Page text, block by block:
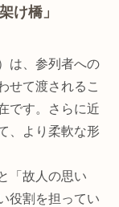
け橋」
は、参列者への
せて渡されるこ
です。さらに近
、より柔軟な形
「故人の思い
役割を担ってい